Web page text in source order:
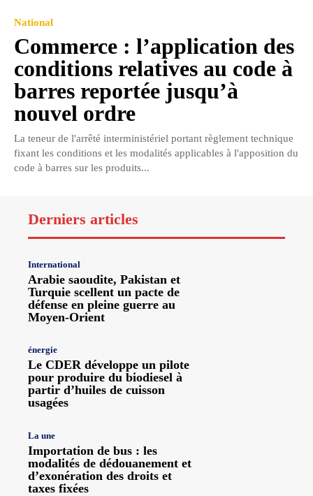
National
Commerce : l’application des
conditions relatives au code à
barres reportée jusqu’à
nouvel ordre
La teneur de l'arrêté interministériel portant règlement technique
fixant les conditions et les modalités applicables à l'apposition du
code à barres sur les produits...
Derniers articles
International
Arabie saoudite, Pakistan et
Turquie scellent un pacte de
défense en pleine guerre au
Moyen-Orient
énergie
Le CDER développe un pilote
pour produire du biodiesel à
partir d’huiles de cuisson
usagées
La une
Importation de bus : les
modalités de dédouanement et
d’exonération des droits et
taxes fixées